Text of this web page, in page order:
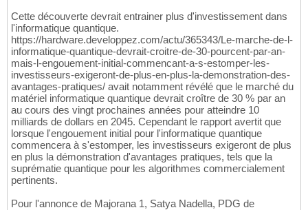
Cette découverte devrait entrainer plus d'investissement dans
l'informatique quantique.
https://hardware.developpez.com/actu/365343/Le-marche-de-l-
informatique-quantique-devrait-croitre-de-30-pourcent-par-an-
mais-l-engouement-initial-commencant-a-s-estomper-les-
investisseurs-exigeront-de-plus-en-plus-la-demonstration-des-
avantages-pratiques/ avait notamment révélé que le marché du
matériel informatique quantique devrait croître de 30 % par an
au cours des vingt prochaines années pour atteindre 10
milliards de dollars en 2045. Cependant le rapport avertit que
lorsque l'engouement initial pour l'informatique quantique
commencera à s'estomper, les investisseurs exigeront de plus
en plus la démonstration d'avantages pratiques, tels que la
suprématie quantique pour les algorithmes commercialement
pertinents.
Pour l'annonce de Majorana 1, Satya Nadella, PDG de